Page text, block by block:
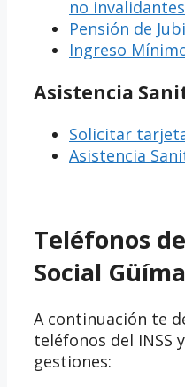
no invalidantes
Pensión de
Ingreso
Asistencia
Solicitar
Asistencia
Teléfonos
Social
A continuación te
teléfonos del INSS
gestiones: